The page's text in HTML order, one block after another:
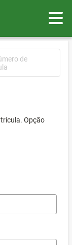
de
Opção